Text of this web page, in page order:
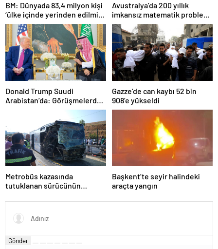
BM: Dünyada 83,4 milyon kişi
‘ülke içinde yerinden edilmiş’
olarak yaşıyor
Avustralya’da 200 yıllık
imkansız matematik problemi
çözüldü
Donald Trump Suudi
Arabistan’da: Görüşmelerde
Gazze’de can kaybı 52 bin
908’e yükseldi
Metrobüs kazasında
tutuklanan sürücünün
Başkent’te seyir halindeki
araçta yangın
Gönder